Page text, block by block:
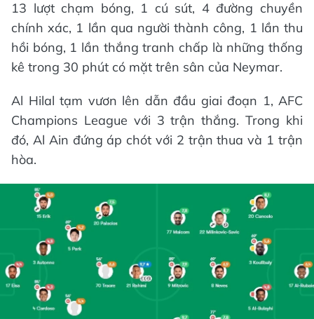
13 lượt chạm bóng, 1 cú sút, 4 đường chuyền
chính xác, 1 lần qua người thành công, 1 lần thu
hồi bóng, 1 lần thắng tranh chấp là những thống
kê trong 30 phút có mặt trên sân của Neymar.
Al Hilal tạm vươn lên dẫn đầu giai đoạn 1, AFC
Champions League với 3 trận thắng. Trong khi
đó, Al Ain đứng áp chót với 2 trận thua và 1 trận
hòa.